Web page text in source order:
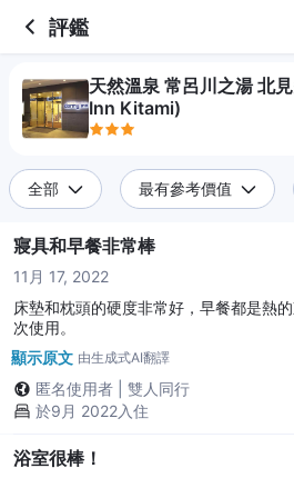
評鑑
天然溫泉 常呂川之湯 北
Inn Kitami)
全部 最有參考價值
寢具和早餐非常棒
11月 17, 2022
床墊和枕頭的硬度非常好，早餐都是熱
次使用。
顯示原文 由生成式AI翻譯
匿名使用者
雙人同行
於9月 2022入住
浴室很棒！